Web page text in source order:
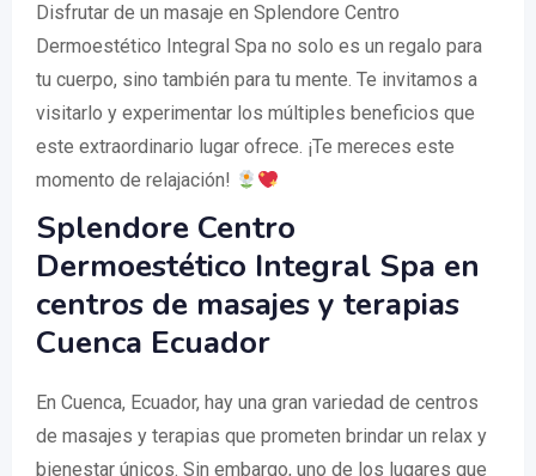
Disfrutar de un masaje en Splendore Centro
Dermoestético Integral Spa no solo es un regalo para
tu cuerpo, sino también para tu mente. Te invitamos a
visitarlo y experimentar los múltiples beneficios que
este extraordinario lugar ofrece. ¡Te mereces este
momento de relajación!
Splendore Centro
Dermoestético Integral Spa en
centros de masajes y terapias
Cuenca Ecuador
En Cuenca, Ecuador, hay una gran variedad de centros
de masajes y terapias que prometen brindar un relax y
bienestar únicos. Sin embargo, uno de los lugares que